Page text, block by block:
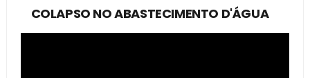
COLAPSO NO ABASTECIMENTO D'ÁGUA